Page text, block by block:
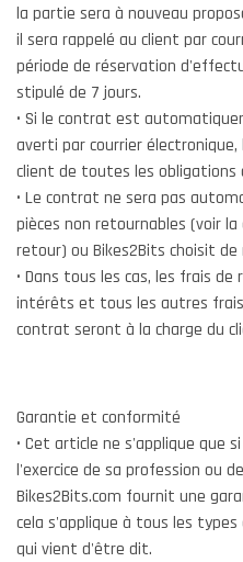
la partie sera à nouveau
il sera rappelé au client par
période de réservation
stipulé de 7 jours.
• Si le contrat est
averti par courrier
client de toutes les obligations
• Le contrat ne sera pas
pièces non retournables (voir
retour) ou Bikes2Bits choisit
• Dans tous les cas, les frais
intérêts et tous les autres
contrat seront à la charge du
Garantie et conformité
• Cet article ne s'applique que
l'exercice de sa profession ou
Bikes2Bits.com fournit une
cela s'applique à tous les types
qui vient d'être dit.